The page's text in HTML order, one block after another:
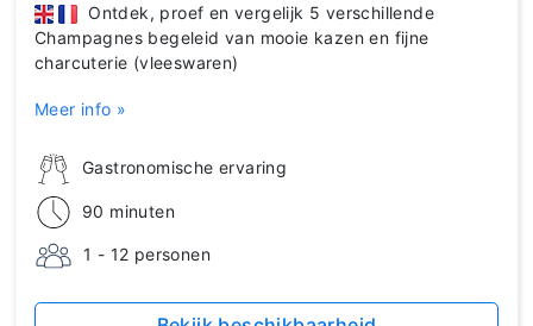
Gastronomische ervaring
90 minuten
1 - 12 personen
Ontdek, proef en vergelijk 5 verschillende
Champagnes begeleid van mooie kazen en fijne
charcuterie (vleeswaren)
Meer info »